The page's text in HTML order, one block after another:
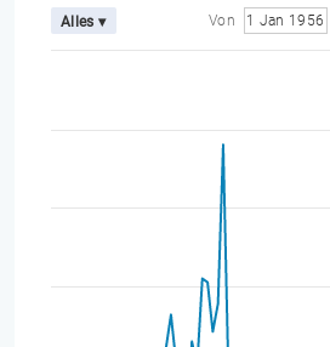
Alles ▾ Von 1 Jan 1956